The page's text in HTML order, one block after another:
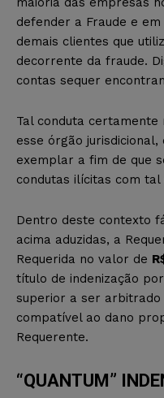
defender a Fraude e
demais clientes que
decorrente da fraude.
contas sequer
Tal conduta
esse órgão
exemplar a fim de que
condutas ilícitas com tal
Dentro deste contexto
acima aduzidas, a
Requerida no valor de
título de indenização
superior a ser
compatível ao dano
Requerente.
“QUANTUM”